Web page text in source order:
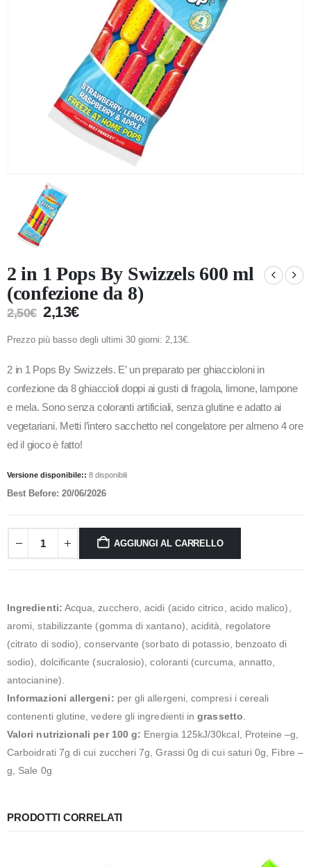
IN 24/48
ORE AD
2 in 1 Pops By Swizzels 600 ml
(confezione da 8)
2,50€ 2,13€
Prezzo più basso degli ultimi 30 giorni: 2,13€.
2 in 1 Pops By Swizzels. E’ un preparato per ghiaccioloni in
confezione da 8 ghiaccioli doppi ai gusti di fragola, limone, lampone
e mela. Sono senza coloranti artificiali, senza glutine e adatto ai
vegetariani. Metti l’intero sacchetto nel congelatore per almeno 4 ore
ed il gioco è fatto!
Versione disponibile:: 8 disponibili
Best Before: 20/06/2026
AGGIUNGI AL CARRELLO
Ingredienti: Acqua, zucchero, acidi (acido citrico, acido malico),
aromi, stabilizzante (gomma di xantano), acidità, regolatore
(citrato di sodio), conservante (sorbato di potassio, benzoato di
sodio), dolcificante (sucralosio), coloranti (curcuma, annatto,
antocianine).
Informazioni allergeni: per gli allergeni, compresi i cereali
contenenti glutine, vedere gli ingredienti ingrassetto
Valori nutrizionali per 100 g: Energia 125kJ/30kcal, Proteine –g,
Carboidrati 7g di cui zuccheri 7g, Grassi 0g di cui saturi 0g, Fibre –
g, Sale 0g
PRODOTTI CORRELATI